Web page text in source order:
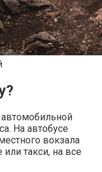
На автобусе
вокзала
такси, на все